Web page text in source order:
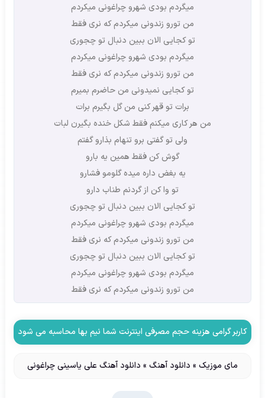
میگردم بودی شهرو چراغونی میکردم
من تورو زندونی میکردم که نری فقط
تو کجایی الان ببین دنبال تو چجوری
میگردم بودی شهرو چراغونی میکردم
من تورو زندونی میکردم که نری فقط
تو کجایی نمیدونی من حاضرم بمیرم
برات تو قهر کنی من گل بگیرم برات
من هر کاری میکنم فقط شکل خنده بگیرن لبات
ولی تو گفتی برو تنهام بذارو گفتم
گوش کن فقط همین یه بارو
یه بغض داره میده گلومو فشارو
تو وا کن از گردنم طناب دارو
تو کجایی الان ببین دنبال تو چجوری
میگردم بودی شهرو چراغونی میکردم
من تورو زندونی میکردم که نری فقط
تو کجایی الان ببین دنبال تو چجوری
میگردم بودی شهرو چراغونی میکردم
من تورو زندونی میکردم که نری فقط
کاربر گرامی هزینه حجم مصرفی اینترنت شما نیم بها محاسبه می شود
مای موزیک» دانلود آهنگ» دانلود آهنگ علی یاسینی چراغونی